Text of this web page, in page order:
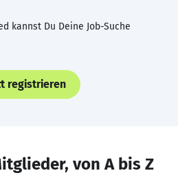
kannst Du Deine Job-Suche
registrieren
von A bis Z